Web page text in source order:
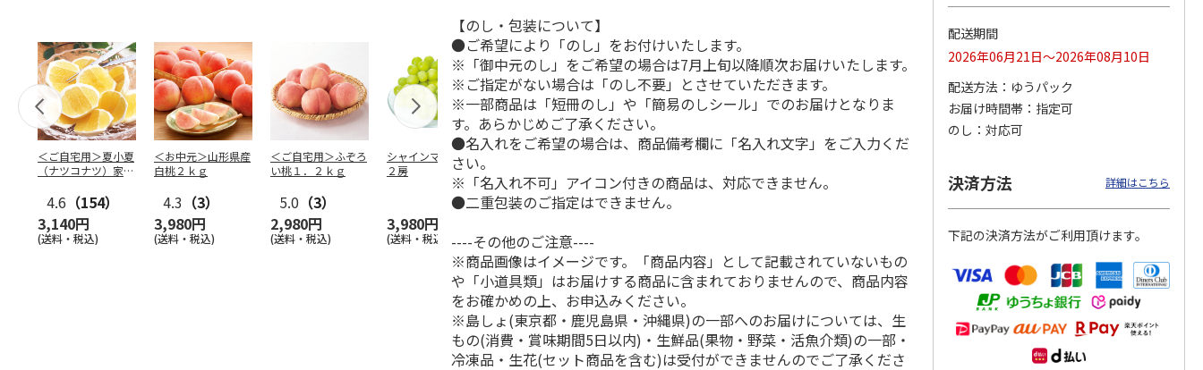
＜ご自宅用＞夏小夏
（ナツコナツ）家庭
4.6 （154）
3,140円
(送料・税込)
＜お中元＞山形県産
白桃２ｋｇ
4.3 （3）
3,980円
(送料・税込)
＜ご自宅用＞ふぞろ
い桃１．２ｋｇ
5.0 （3）
2,980円
(送料・税込)
シャインマスカット
２房
3,980円
(送料・税込)
ＷＥＢ定期便果物コ
4.5（102）
(送料・税込)
ビッグマスクメロ
4.7（10）
夏小夏 家庭用 ３
福島県産ふぞろい
(送料・税込) (送料・税込)
【のし・包装について】
●ご希望により「のし」をお付けいたします。
※「御中元のし」をご希望の場合は7月上旬以降順次お届けいたします。
※ご指定がない場合は「のし不要」とさせていただきます。
※一部商品は「短冊のし」や「簡易のしシール」でのお届けとなりま
す。あらかじめご了承ください。
●名入れをご希望の場合は、商品備考欄に「名入れ文字」をご入力くだ
さい。
※「名入れ不可」アイコン付きの商品は、対応できません。
●二重包装のご指定はできません。
----その他のご注意----
※商品画像はイメージです。「商品内容」として記載されていないもの
や「小道具類」はお届けする商品に含まれておりませんので、商品内容
をお確かめの上、お申込みください。
※島しょ(東京都・鹿児島県・沖縄県)の一部へのお届けについては、生
もの(消費・賞味期間5日以内)・生鮮品(果物・野菜・活魚介類)の一部・
冷凍品・生花(セット商品を含む)は受付ができませんのでご了承くださ
配送期間
2026年06月21日～2026年08月10日
配送方法
ゆうパック
お届け時間帯
指定可
のし
対応可
決済方法 詳細はこちら
下記の決済方法がご利用頂けます。